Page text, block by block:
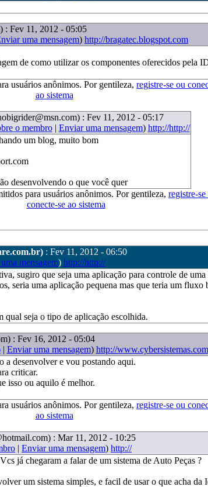
: Fev 11, 2012 - 05:05
uma mensagem) http://bragatec.blogspot.com
de como utilizar os componentes oferecidos pela
usuários anônimos. Por gentileza, registre-se ou
ao sistema
: Fev 11, 2012 - 05:17
o membro| Enviar uma mensagem) http://http://
um blog, muito bom
desenvolvendo o que você quer
para usuários anônimos. Por gentileza, registre-se
conecte-se ao sistema
: Fev 11, 2012 - 06:50
mensagem) http://http://
sugiro que seja uma aplicação para controle de uma
seria uma aplicação pequena mas que teria um fluxo
qual seja o tipo de aplicação escolhida.
: Fev 16, 2012 - 05:04
| Enviar uma mensagem) http://
a desenvolver e vou postando aqui.
criticar.
isso ou aquilo é melhor.
usuários anônimos. Por gentileza, registre-se ou
ao sistema
: Mar 11, 2012 - 10:25
| Enviar uma mensagem) http://
já chegaram a falar de um sistema de Auto Peças ?
um sistema simples, e facil de usar o que acha da